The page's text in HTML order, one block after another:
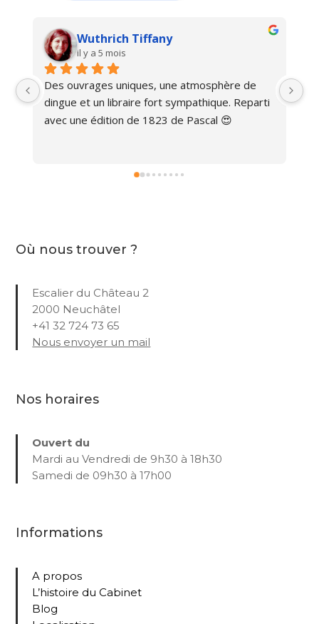
Wuthrich Tiffany
il y a 5 mois
Des ouvrages uniques, une atmosphère de
dingue et un libraire fort sympathique. Reparti
avec une édition de 1823 de Pascal 😍
Où nous trouver ?
Escalier du Château 2
2000 Neuchâtel
+41 32 724 73 65
Nous envoyer un mail
Nos horaires
Ouvert du
Mardi au Vendredi de 9h30 à 18h30
Samedi de 09h30 à 17h00
Informations
A propos
L’histoire du Cabinet
Blog